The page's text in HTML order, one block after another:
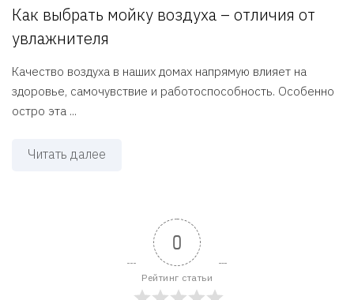
Как выбрать мойку воздуха – отличия от
увлажнителя
Качество воздуха в наших домах напрямую влияет на
здоровье, самочувствие и работоспособность. Особенно
остро эта ...
Читать далее
0
Рейтинг статьи